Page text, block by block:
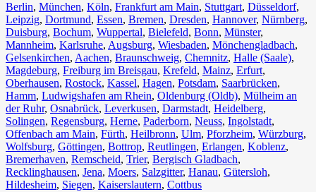
Berlin⁠, München, Köln⁠, Frankfurt am Main, Stuttgart, Düsseldorf,
Leipzig, Dortmund, Essen, Bremen, Dresden, Hannover, Nürnberg,
Duisburg⁠, Bochum, Wuppertal⁠, Bielefeld⁠, Bonn⁠, Münster⁠,
Mannheim, Karlsruhe, Augsburg, Wiesbaden⁠, Mönchengladbach⁠,
Gelsenkirchen⁠, Aachen⁠, Braunschweig, Chemnitz⁠, Halle (Saale)⁠,
Magdeburg, Freiburg im Breisgau⁠, Krefeld⁠, Mainz⁠, Erfurt,
Oberhausen⁠, Rostock⁠, Kassel⁠, Hagen, Potsdam, Saarbrücken⁠,
Hamm, Ludwigshafen am Rhein⁠, Oldenburg (Oldb), Mülheim an
der Ruhr, Osnabrück⁠, Leverkusen, Darmstadt⁠, Heidelberg,
Solingen, Regensburg, Herne⁠, Paderborn, Neuss, Ingolstadt,
Offenbach am Main, Fürth⁠, Heilbronn, Ulm⁠, Pforzheim, Würzburg,
Wolfsburg⁠, Göttingen, Bottrop, Reutlingen, Erlangen⁠, Koblenz,
Bremerhaven⁠, Remscheid, Trier⁠, Bergisch Gladbach,
Recklinghausen, Jena⁠, Moers⁠, Salzgitter⁠, Hanau, Gütersloh,
Hildesheim⁠, Siegen⁠, Kaiserslautern⁠, Cottbus⁠